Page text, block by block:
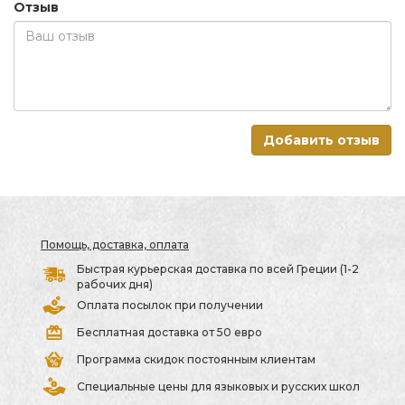
Отзыв
Добавить отзыв
Помощь, доставка, оплата
Быстрая курьерская доставка по всей Греции (1-2
рабочих дня)
Оплата посылок при получении
Бесплатная доставка от 50 евро
Программа скидок постоянным клиентам
Специальные цены для языковых и русских школ